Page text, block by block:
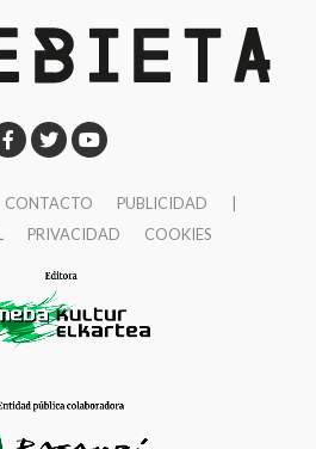
CONTACTO PUBLICIDAD
PRIVACIDAD COOKIES